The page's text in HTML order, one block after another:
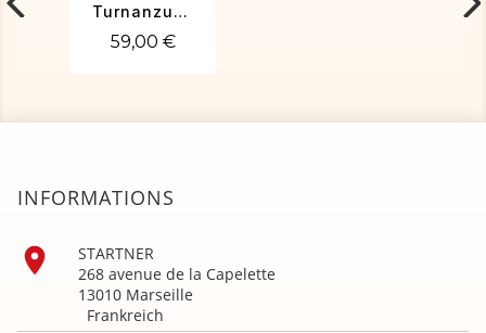
Turnanzug Vanille-01
59,00 €
INFORMATIONS

STARTNER
268 avenue de la Capelette
13010 Marseille
Frankreich